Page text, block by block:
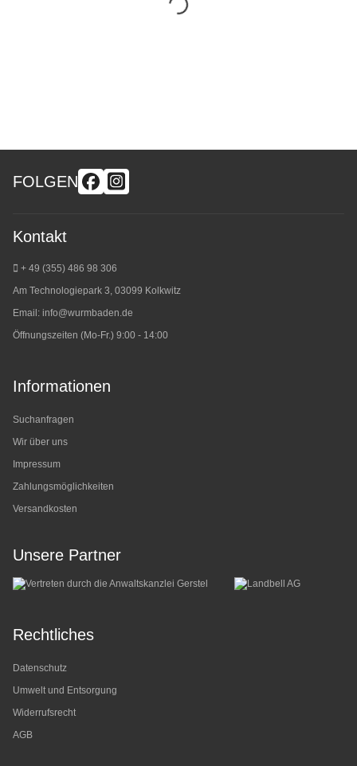
FOLGEN
Kontakt
+ 49 (355) 486 98 306
Am Technologiepark 3, 03099 Kolkwitz
Email: info@wurmbaden.de
Öffnungszeiten (Mo-Fr.) 9:00 - 14:00
Informationen
Suchanfragen
Wir über uns
Impressum
Zahlungsmöglichkeiten
Versandkosten
Unsere Partner
Rechtliches
Datenschutz
Umwelt und Entsorgung
Widerrufsrecht
AGB